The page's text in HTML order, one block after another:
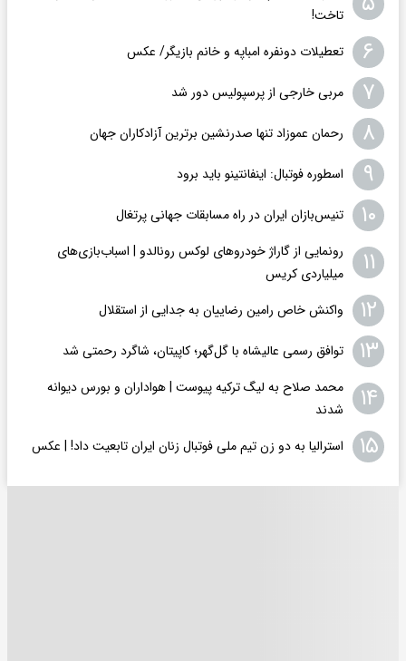
تاخت!
۶ تعطیلات دونفره امباپه و خانم بازیگر/ عکس
۷ مربی خارجی از پرسپولیس دور شد
۸ رحمان عموزاد تنها صدرنشین برترین آزادکاران جهان
۹ اسطوره فوتبال: اینفانتینو باید برود
۱۰ تنیس‌بازان ایران در راه مسابقات جهانی پرتغال
۱۱
رونمایی از گاراژ خودروهای لوکس رونالدو | اسباب‌‌بازی‌های
میلیاردی کریس
۱۲ واکنش خاص رامین رضاییان به جدایی از استقلال
۱۳ توافق رسمی عالیشاه با گل‌گهر؛ کاپیتان، شاگرد رحمتی شد
۱۴
محمد صلاح به لیگ ترکیه پیوست | هواداران و بورس دیوانه
شدند
۱۵ استرالیا به دو زن تیم ملی فوتبال زنان ایران تابعیت داد! | عکس